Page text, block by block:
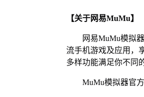
【关于网易MuMu】
网易MuMu模拟
流手机游戏及应用，
多样功能满足你不同
MuMu模拟器官